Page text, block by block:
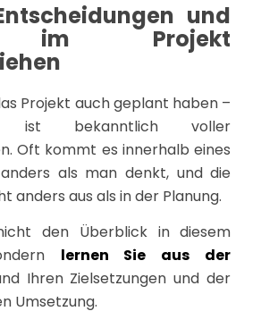
und
im Projekt
Projekt auch geplant haben –
ist bekanntlich voller
Oft kommt es innerhalb eines
als man denkt, und die
anders aus als in der Planung.
den Überblick in diesem
lernen Sie aus der
Ihren Zielsetzungen und der
Umsetzung.